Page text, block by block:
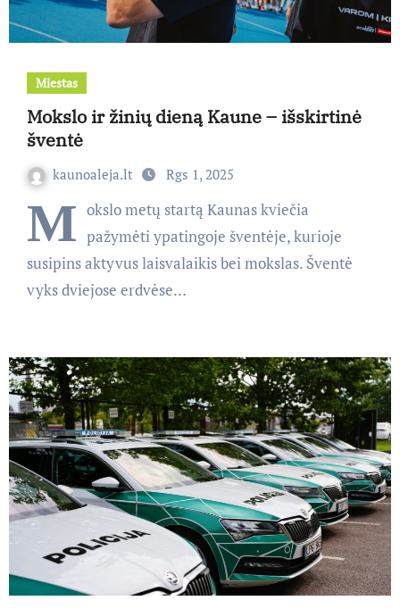
Miestas
Mokslo ir žinių dieną Kaune – išskirtinė
šventė
kaunoaleja.lt Rgs 1, 2025
M okslo metų startą Kaunas kviečia
pažymėti ypatingoje šventėje, kurioje
susipins aktyvus laisvalaikis bei mokslas. Šventė
vyks dviejose erdvėse…